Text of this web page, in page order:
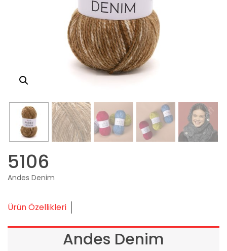
5106
Andes Denim
Ürün Özellikleri
Andes Denim